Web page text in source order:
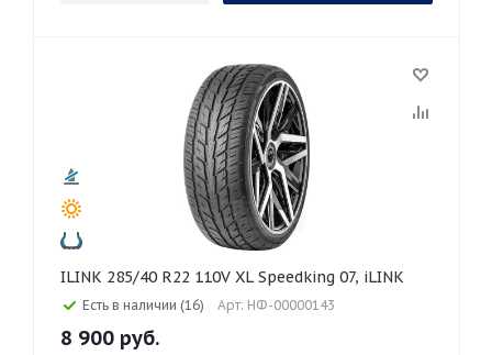
ILINK 285/40 R22 110V XL Speedking 07, iLINK
Есть в наличии (16) Арт: НФ-00000143
8 900 руб.